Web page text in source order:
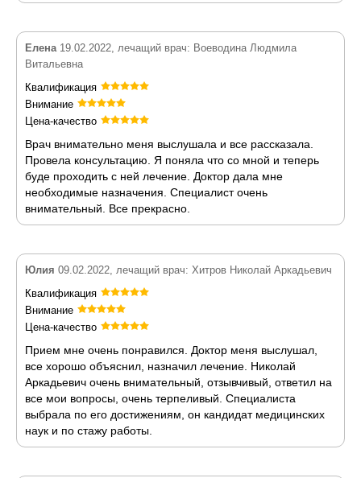
Елена19.02.2022, лечащий врач: Воеводина Людмила
Витальевна
Квалификация
Внимание
Цена-качество
Врач внимательно меня выслушала и все рассказала.
Провела консультацию. Я поняла что со мной и теперь
буде проходить с ней лечение. Доктор дала мне
необходимые назначения. Специалист очень
внимательный. Все прекрасно.
Юлия 09.02.2022, лечащий врач: Хитров Николай Аркадьевич
Квалификация
Внимание
Цена-качество
Прием мне очень понравился. Доктор меня выслушал,
все хорошо объяснил, назначил лечение. Николай
Аркадьевич очень внимательный, отзывчивый, ответил на
все мои вопросы, очень терпеливый. Специалиста
выбрала по его достижениям, он кандидат медицинских
наук и по стажу работы.